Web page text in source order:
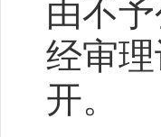
由不
经审
开。